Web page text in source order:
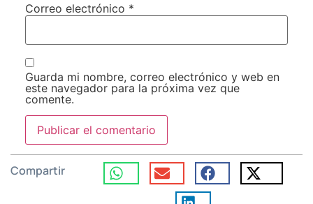
Correo electrónico *
Guarda mi nombre, correo electrónico y web en
este navegador para la próxima vez que
comente.
Compartir